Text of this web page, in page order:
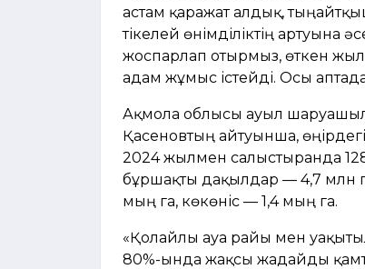
астам қаражат алдық,
тікелей өнімділіктің артуына
жоспарлап отырмыз, өткен
адам жұмыс істейді. Осы
Ақмола облысы ауыл
Қасеновтың айтуынша,
2024 жылмен салыстырғанда
бұршақты дақылдар — 4,7 млн
мың га, көкөніс — 1,4 мың га.
«Қолайлы ауа райы мен
80%-ында жақсы жағдайды